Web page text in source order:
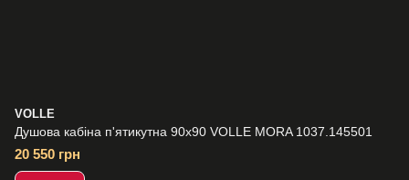
VOLLE
Душова кабіна п'ятикутна 90х90 VOLLE MORA 1037.145501
20 550 грн